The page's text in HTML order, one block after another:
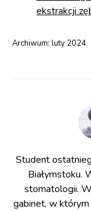
ekstrakcji
Archiwum: luty 2024
Student
Białymstoku.
stomatologii.
gabinet, w